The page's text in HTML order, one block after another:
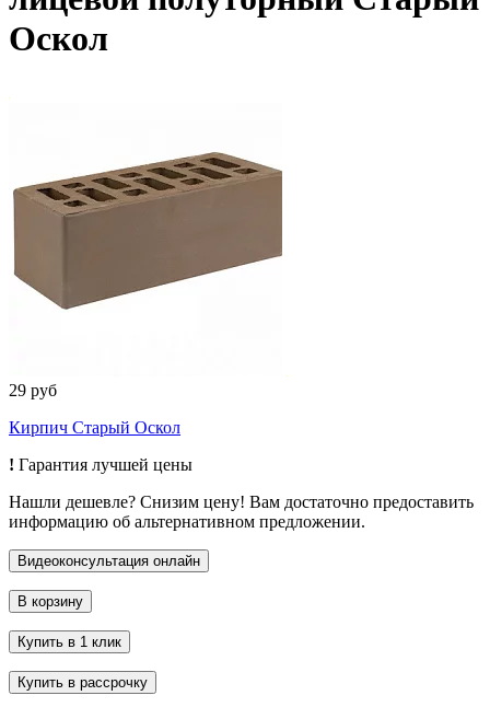
Оскол
29 руб
Кирпич Старый Оскол
! Гарантия лучшей цены
Нашли дешевле? Снизим цену! Вам достаточно предоставить
информацию об альтернативном предложении.